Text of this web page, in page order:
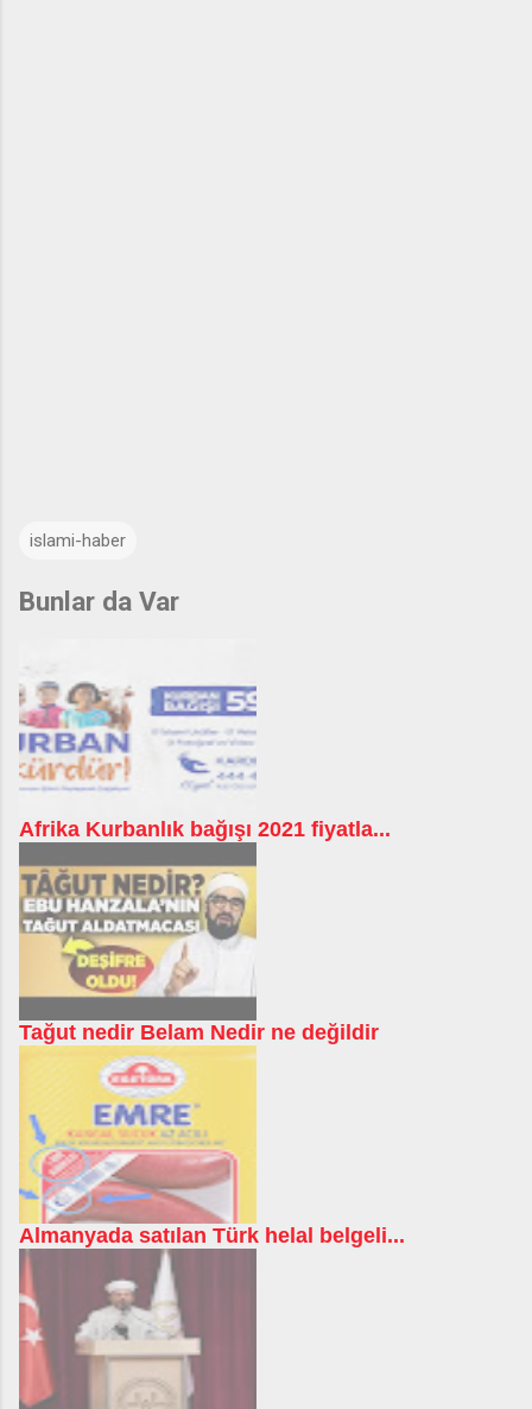
islami-haber
Bunlar da Var
Afrika Kurbanlık bağışı 2021 fiyatla...
Tağut nedir Belam Nedir ne değildir
Almanyada satılan Türk helal belgeli...